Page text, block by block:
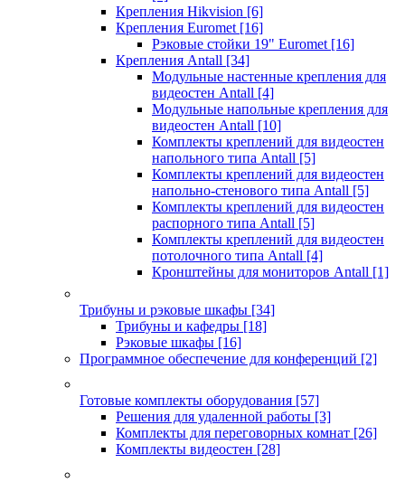
Крепления Hikvision [6]
Крепления Euromet [16]
Рэковые стойки 19" Euromet [16]
Крепления Antall [34]
Модульные настенные крепления для
видеостен Antall [4]
Модульные напольные крепления для
видеостен Antall [10]
Комплекты креплений для видеостен
напольного типа Antall [5]
Комплекты креплений для видеостен
напольно-стенового типа Antall [5]
Комплекты креплений для видеостен
распорного типа Antall [5]
Комплекты креплений для видеостен
потолочного типа Antall [4]
Кронштейны для мониторов Antall [1]
Трибуны и рэковые шкафы [34]
Трибуны и кафедры [18]
Рэковые шкафы [16]
Программное обеспечение для конференций [2]
Готовые комплекты оборудования [57]
Решения для удаленной работы [3]
Комплекты для переговорных комнат [26]
Комплекты видеостен [28]